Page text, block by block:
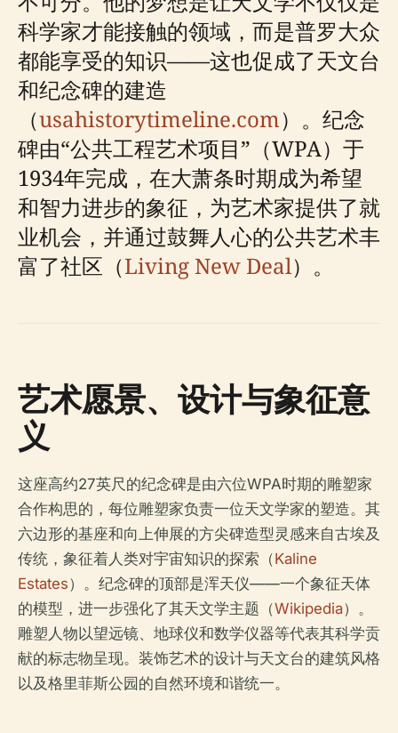
科学家才能接触的领域，而是普罗大众
都能享受的知识——这也促成了天文台
和纪念碑的建造
（usahistorytimeline.com）。纪念
碑由“公共工程艺术项目”（WPA）于
1934年完成，在大萧条时期成为希望
和智力进步的象征，为艺术家提供了就
业机会，并通过鼓舞人心的公共艺术丰
富了社区（Living New Deal）。
艺术愿景、设计与象征意
义
这座高约27英尺的纪念碑是由六位WPA时期的雕塑家
合作构思的，每位雕塑家负责一位天文学家的塑造。其
六边形的基座和向上伸展的方尖碑造型灵感来自古埃及
传统，象征着人类对宇宙知识的探索（Kaline
Estates）。纪念碑的顶部是浑天仪——一个象征天体
的模型，进一步强化了其天文学主题（Wikipedia）。
雕塑人物以望远镜、地球仪和数学仪器等代表其科学贡
献的标志物呈现。装饰艺术的设计与天文台的建筑风格
以及格里菲斯公园的自然环境和谐统一。